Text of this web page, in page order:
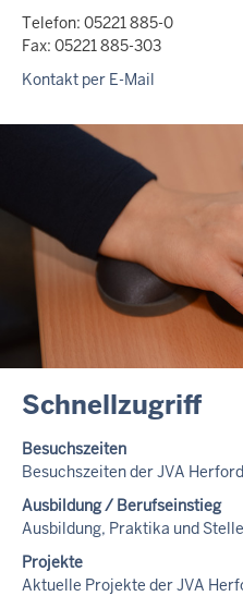
Telefon: 05221 885-0
Fax: 05221 885-303
Kontakt per E-Mail
Schnellzugriff
Besuchszeiten
Besuchszeiten der JVA
Ausbildung / Berufseinstieg
Ausbildung, Praktika und
Projekte
Aktuelle Projekte der JVA